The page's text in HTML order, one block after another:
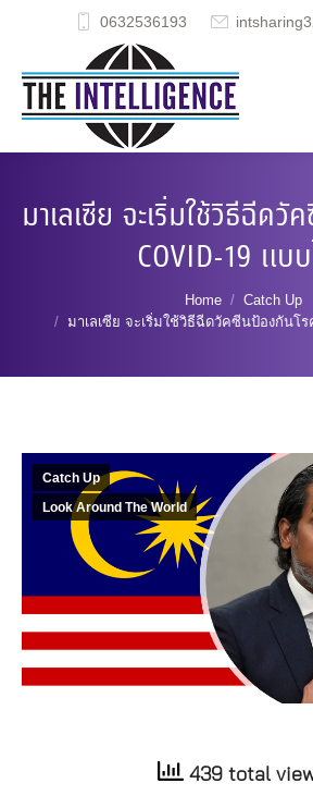
0632536193
มาเลเซีย จะเริ่มใช้วิธีฉีด
COVID-19 แบ
Home
Catch Up
มาเลเซีย จะเริ่มใช้วิธีฉีดวัคซีนป้องกันโ
Catch Up
Look Around The World
439 total